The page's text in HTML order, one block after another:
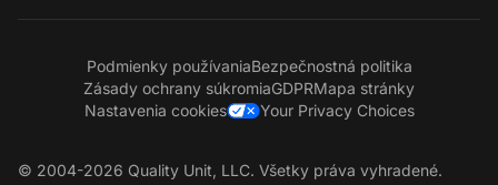
Podmienky používaniaBezpečnostná politika
Zásady ochrany súkromiaGDPRMapa stránky
Nastavenia cookies
Your Privacy Choices
© 2004-2026 Quality Unit, LLC. Všetky práva vyhradené.